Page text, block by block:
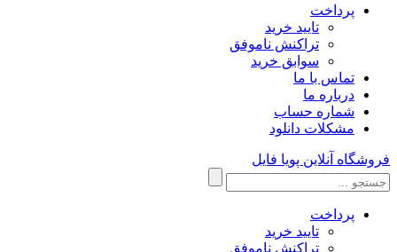
پرداخت
تایید خرید
تراکنش ناموفق
سوابق خرید
تماس با ما
درباره ما
شماره حساب
مشکلات دانلود
فروشگاه آنلاین پویا فایل
پرداخت
تایید خرید
تراکنش ناموفق